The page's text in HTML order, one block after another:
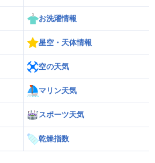
お洗濯情報
星空・天体情報
空の天気
マリン天気
スポーツ天気
乾燥指数